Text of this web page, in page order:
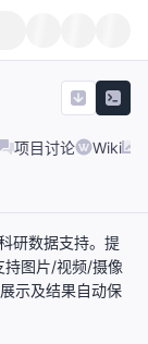
项目讨论 Wiki
研数据支持。提
图片/视频/摄像
示及结果自动保